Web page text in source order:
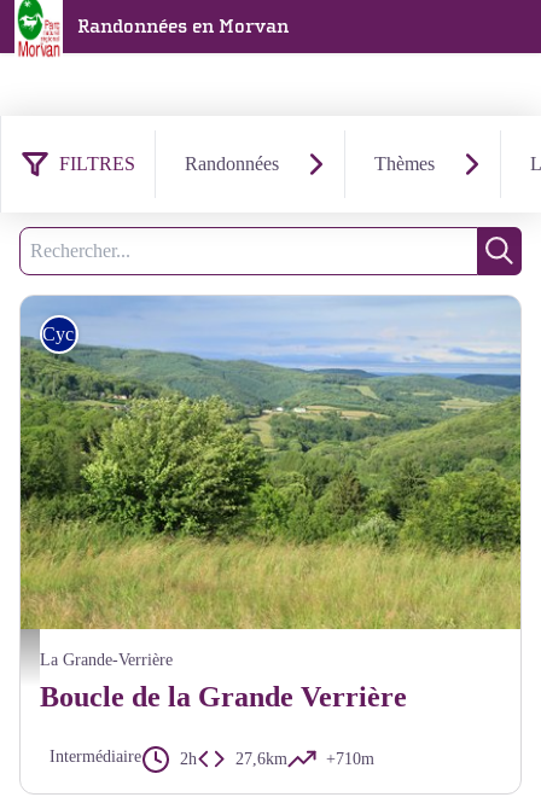
Randonnées en Morvan
FILTRES Randonnées Thèmes
Recherche
Paysage La Grande-verrière - Alain Millot Parc du Morvan
Cyclo
La Grande-Verrière
Boucle de la Grande Verrière
Intermédiaire 2h 27,6km +710m